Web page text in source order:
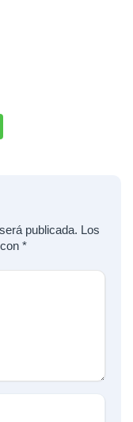
publicada. Los
*